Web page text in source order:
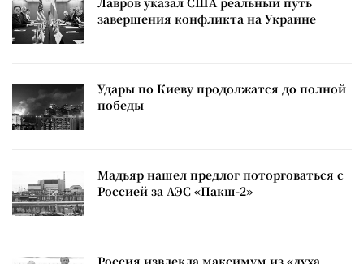
завершения конфликта на Украине
Удары по Киеву продолжатся до полной
победы
Мадьяр нашел предлог поторговаться с
Россией за АЭС «Пакш-2»